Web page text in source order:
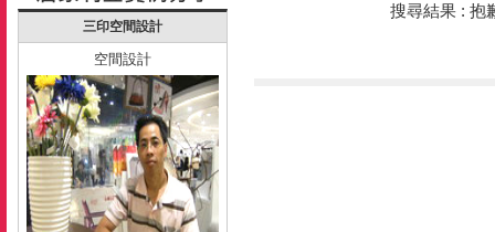
三印空間設計
空間設計
搜尋結果 : 抱